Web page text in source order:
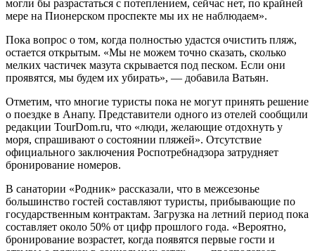
могли бы разрастаться с потеплением, сейчас нет, по крайней
мере на Пионерском проспекте мы их не наблюдаем».
Пока вопрос о том, когда полностью удастся очистить пляж,
остается открытым. «Мы не можем точно сказать, сколько
мелких частичек мазута скрывается под песком. Если они
проявятся, мы будем их убирать», — добавила Ватьян.
Отметим, что многие туристы пока не могут принять решение
о поездке в Анапу. Представители одного из отелей сообщили
редакции TourDom.ru, что «люди, желающие отдохнуть у
моря, спрашивают о состоянии пляжей». Отсутствие
официального заключения Роспотребнадзора затрудняет
бронирование номеров.
В санатории «Родник» рассказали, что в межсезонье
большинство гостей составляют туристы, прибывающие по
государственным контрактам. Загрузка на летний период пока
составляет около 50% от цифр прошлого года. «Вероятно,
бронирование возрастет, когда появятся первые гости и